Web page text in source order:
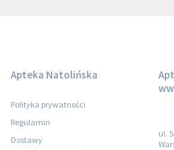
Apteka Natolińska
Polityka prywatności
Regulamin
Dostawy
ul.